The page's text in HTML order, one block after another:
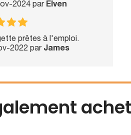
2024 par Elven
prêtes à l'emploi.
2022 par James